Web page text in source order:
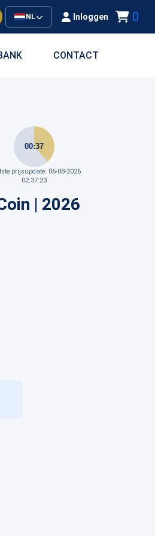
NL Inloggen 0
CONTACT
00:37
prijsupdate: 06-08-2026
02:37:23
| 2026